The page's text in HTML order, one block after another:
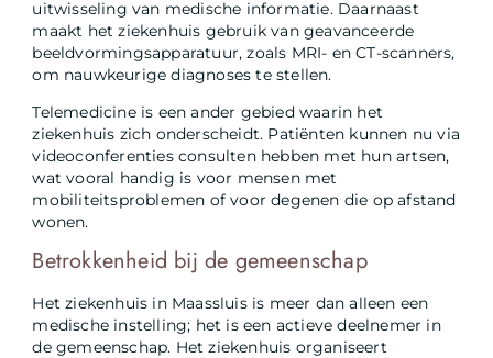
uitwisseling van medische informatie. Daarnaast
maakt het ziekenhuis gebruik van geavanceerde
beeldvormingsapparatuur, zoals MRI- en CT-scanners,
om nauwkeurige diagnoses te stellen.
Telemedicine is een ander gebied waarin het
ziekenhuis zich onderscheidt. Patiënten kunnen nu via
videoconferenties consulten hebben met hun artsen,
wat vooral handig is voor mensen met
mobiliteitsproblemen of voor degenen die op afstand
wonen.
Betrokkenheid bij de gemeenschap
Het ziekenhuis in Maassluis is meer dan alleen een
medische instelling; het is een actieve deelnemer in
de gemeenschap. Het ziekenhuis organiseert